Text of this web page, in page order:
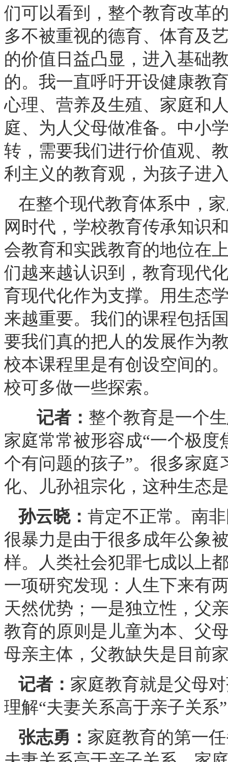
们可以看到，整个教育改革
多不被重视的德育、体育及
的价值日益凸显，进入基础
的。我一直呼吁开设健康教
心理、营养及生殖、家庭和
庭、为人父母做准备。中小
转，需要我们进行价值观、
利主义的教育观，为孩子进
在整个现代教育体系中，
网时代，学校教育传承知识
会教育和实践教育的地位在
们越来越认识到，教育现代
育现代化作为支撑。用生态
来越重要。我们的课程包括
要我们真的把人的发展作为
校本课程里是有创设空间的
校可多做一些探索。
记者： 整个教育是一个
家庭常常被形容成“一个极
个有问题的孩子”。很多家
化、儿孙祖宗化，这种生态
孙云晓： 肯定不正常。南
很暴力是由于很多成年公象
样。人类社会犯罪七成以上
一项研究发现：人生下来有
天然优势；一是独立性，父
教育的原则是儿童为本、父
母亲主体，父教缺失是目前
记者： 家庭教育就是父母
理解“夫妻关系高于亲子关系
张志勇： 家庭教育的第一